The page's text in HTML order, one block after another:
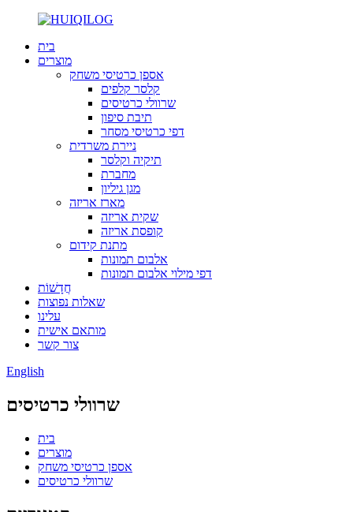
בית
מוצרים
אספן כרטיסי משחק
קלסר קלפים
שרוולי כרטיסים
תיבת סיפון
דפי כרטיסי מסחר
ניירת משרדית
תיקיה וקלסר
מחברת
מגן גיליון
מארז אריזה
שקית אריזה
קופסת אריזה
מתנת קידום
אלבום תמונות
דפי מילוי אלבום תמונות
חֲדָשׁוֹת
שאלות נפוצות
עלינו
מותאם אישית
צור קשר
English
שרוולי כרטיסים
בית
מוצרים
אספן כרטיסי משחק
שרוולי כרטיסים